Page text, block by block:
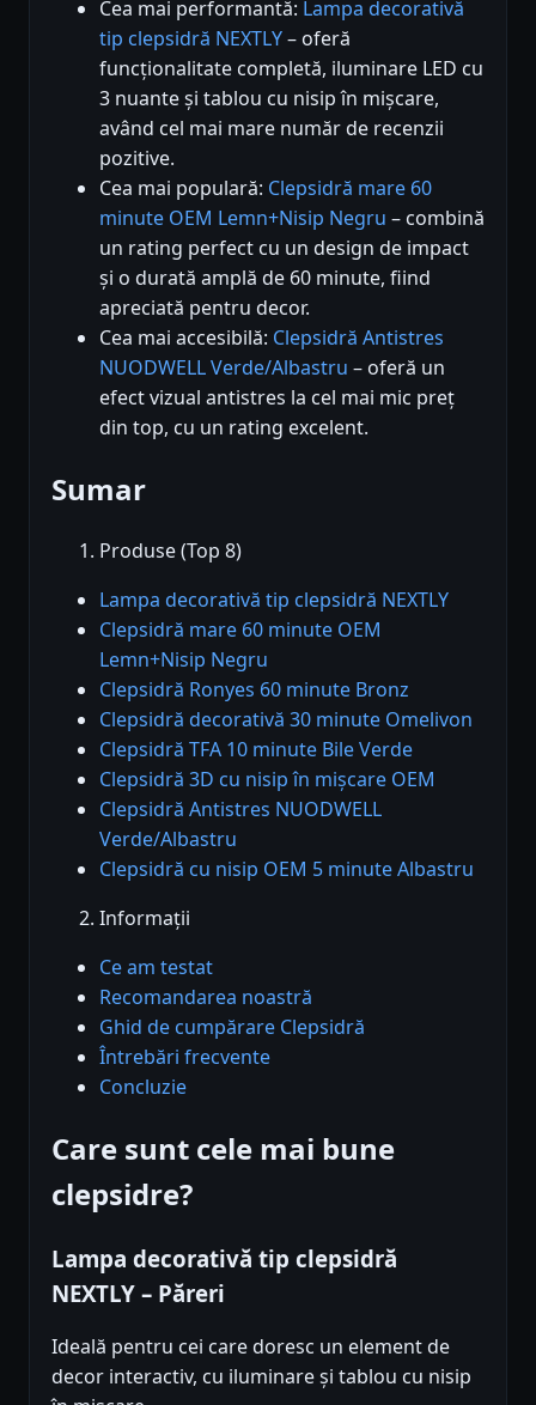
Cea mai performantă: Lampa decorativă
tip clepsidră NEXTLY– oferă
funcționalitate completă, iluminare LED cu
3 nuante și tablou cu nisip în mișcare,
având cel mai mare număr de recenzii
pozitive.
Cea mai populară: Clepsidră mare 60
minute OEM Lemn+Nisip Negru – combină
un rating perfect cu un design de impact
și o durată amplă de 60 minute, fiind
apreciată pentru decor.
Cea mai accesibilă: Clepsidră Antistres
NUODWELL Verde/Albastru – oferă un
efect vizual antistres la cel mai mic preț
din top, cu un rating excelent.
Sumar
Produse (Top 8)
Lampa decorativă tip clepsidră NEXTLY
Clepsidră mare 60 minute OEM
Lemn+Nisip Negru
Clepsidră Ronyes 60 minute Bronz
Clepsidră decorativă 30 minute Omelivon
Clepsidră TFA 10 minute Bile Verde
Clepsidră 3D cu nisip în mișcare OEM
Clepsidră Antistres NUODWELL
Verde/Albastru
Clepsidră cu nisip OEM 5 minute Albastru
Informații
Ce am testat
Recomandarea noastră
Ghid de cumpărare Clepsidră
Întrebări frecvente
Concluzie
Care sunt cele mai bune
clepsidre?
Lampa decorativă tip clepsidră
NEXTLY – Păreri
Ideală pentru cei care doresc un element de
decor interactiv, cu iluminare și tablou cu nisip